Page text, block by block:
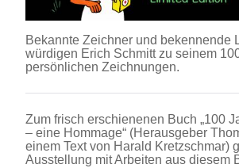
Bekannte Zeichner und bekennende
würdigen Erich Schmitt zu seinem
persönlichen Zeichnungen.
Zum frisch erschienenen Buch „100
– eine Hommage“ (Herausgeber
einem Text von Harald Kretzschmar)
Ausstellung mit Arbeiten aus diesem